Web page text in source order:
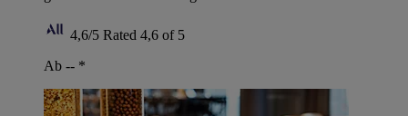
4,6/5 Rated 4,6 of 5
Ab -- *